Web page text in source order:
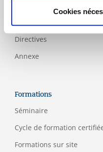
Cookies
Directives
Annexe
Formations
Séminaire
Cycle de formation
Formations sur site